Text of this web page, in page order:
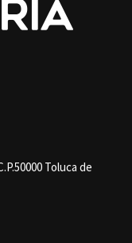
Toluca de